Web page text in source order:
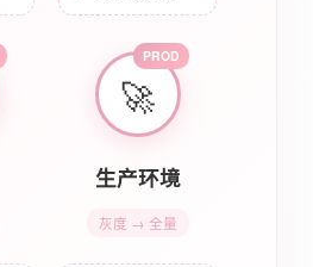
🚀
PROD
生产环境
灰度 → 全量